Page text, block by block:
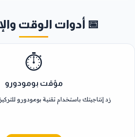
📅 أدوات الوقت
⏱️
مؤقت بومودورو
زد إنتاجيتك باستخدام تقنية بومودورو